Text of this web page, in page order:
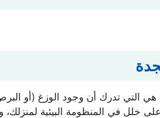
هي التي تدرك أن وجود الوزغ (أو
خلل في المنظومة البيئية لمنزلك،